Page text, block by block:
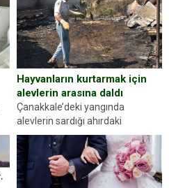
sürücüsünden ehliyet ve ruhsat
sorup belgelerini istedi. Sürücü
Abdurrahman Ö.nün verdiği
evraklarda eksik olduğunu...
Hayvanların kurtarmak için
alevlerin arasına daldı
Çanakkale’deki yangında
alevlerin sardığı ahırdaki
hayvanlarını kurtarmak isteyen
Zeki Demir (66) ölümden döndü.
Yüzünde ve ellerinde yanıklar
oluşan Demir, kâbus dolu anları